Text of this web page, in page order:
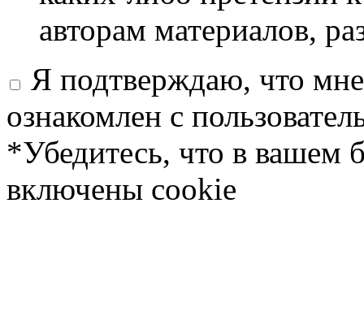
авторам материалов,
Я подтверждаю, что
ознакомлен с
*Убедитесь, что в вашем
включены cookie